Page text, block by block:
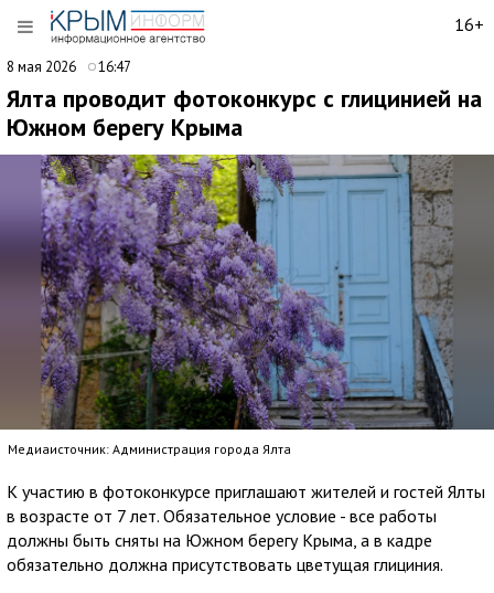
16+
8 мая 2026 16:47
Ялта проводит фотоконкурс с глицинией на
Южном берегу Крыма
Медиаисточник: Администрация города Ялта
К участию в фотоконкурсе приглашают жителей и гостей Ялты
в возрасте от 7 лет. Обязательное условие - все работы
должны быть сняты на Южном берегу Крыма, а в кадре
обязательно должна присутствовать цветущая глициния.